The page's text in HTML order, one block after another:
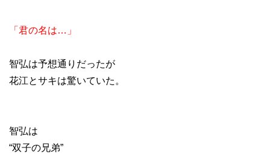
「君の名は…」
智弘は予想通りだったが
花江とサキは驚いていた。
智弘は
“双子の兄弟”